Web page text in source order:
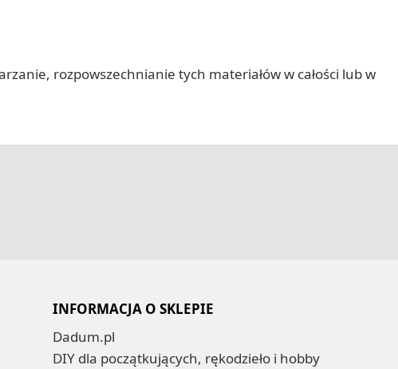
rozpowszechnianie tych materiałów w całości lub w
INFORMACJA O SKLEPIE
Dadum.pl
DIY dla początkujących, rękodzieło i hobby